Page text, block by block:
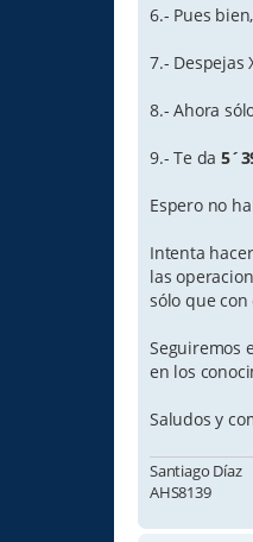
6.- Pues
7.- Despejas
8.- Ahora
9.- Te da
Espero no
Intenta
las
sólo que
Seguiremos
en los
Saludos y
Santiago Díaz
AHS8139